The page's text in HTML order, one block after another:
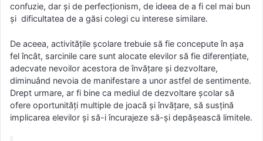
confuzie, dar și de perfecționism, de ideea de a fi cel mai bun
și dificultatea de a găsi colegi cu interese similare.
De aceea, activitățile școlare trebuie să fie concepute în așa
fel încât, sarcinile care sunt alocate elevilor să fie diferențiate,
adecvate nevoilor acestora de învățare și dezvoltare,
diminuând nevoia de manifestare a unor astfel de sentimente.
Drept urmare, ar fi bine ca mediul de dezvoltare școlar să
ofere oportunități multiple de joacă și învățare, să susțină
implicarea elevilor și să-i încurajeze să-și depășească limitele.